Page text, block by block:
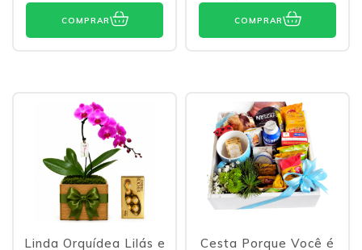
COMPRAR COMPRAR
Linda Orquídea Lilás e
Cesta Porque Você é